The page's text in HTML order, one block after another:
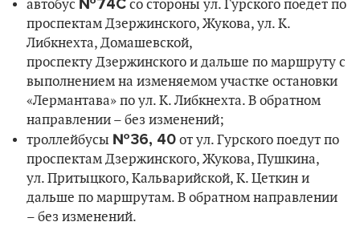
автобус №74С со стороны ул. Гурского поедет по
проспектам Дзержинского, Жукова, ул. К.
Либкнехта, Домашевской,
проспекту Дзержинского и дальше по маршруту с
выполнением на изменяемом участке остановки
«Лермантава» по ул. К. Либкнехта. В обратном
направлении – без изменений;
троллейбусы №36, 40 от ул. Гурского поедут по
проспектам Дзержинского, Жукова, Пушкина,
ул. Притыцкого, Кальварийской, К. Цеткин и
дальше по маршрутам. В обратном направлении
– без изменений.